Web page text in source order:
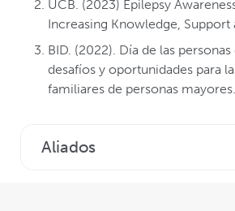
UCB. (2023) Epilepsy
Increasing Knowledge, Support
BID. (2022). Día de las
desafíos y oportunidades para
familiares de personas mayores.
Aliados